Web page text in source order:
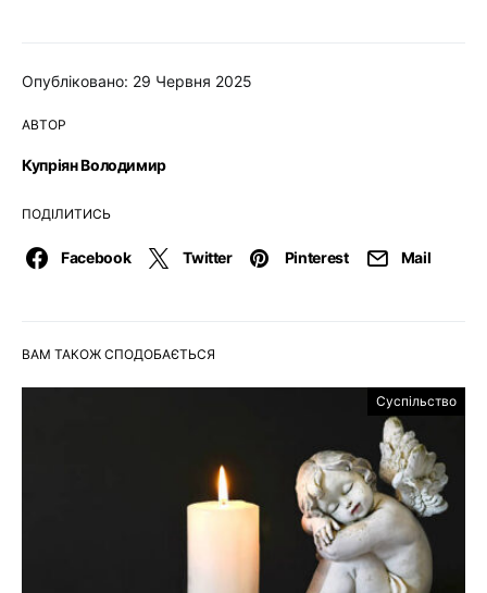
Опубліковано: 29 Червня 2025
АВТОР
Купріян Володимир
ПОДІЛИТИСЬ
Facebook Twitter Pinterest Mail
ВАМ ТАКОЖ СПОДОБАЄТЬСЯ
Суспільство